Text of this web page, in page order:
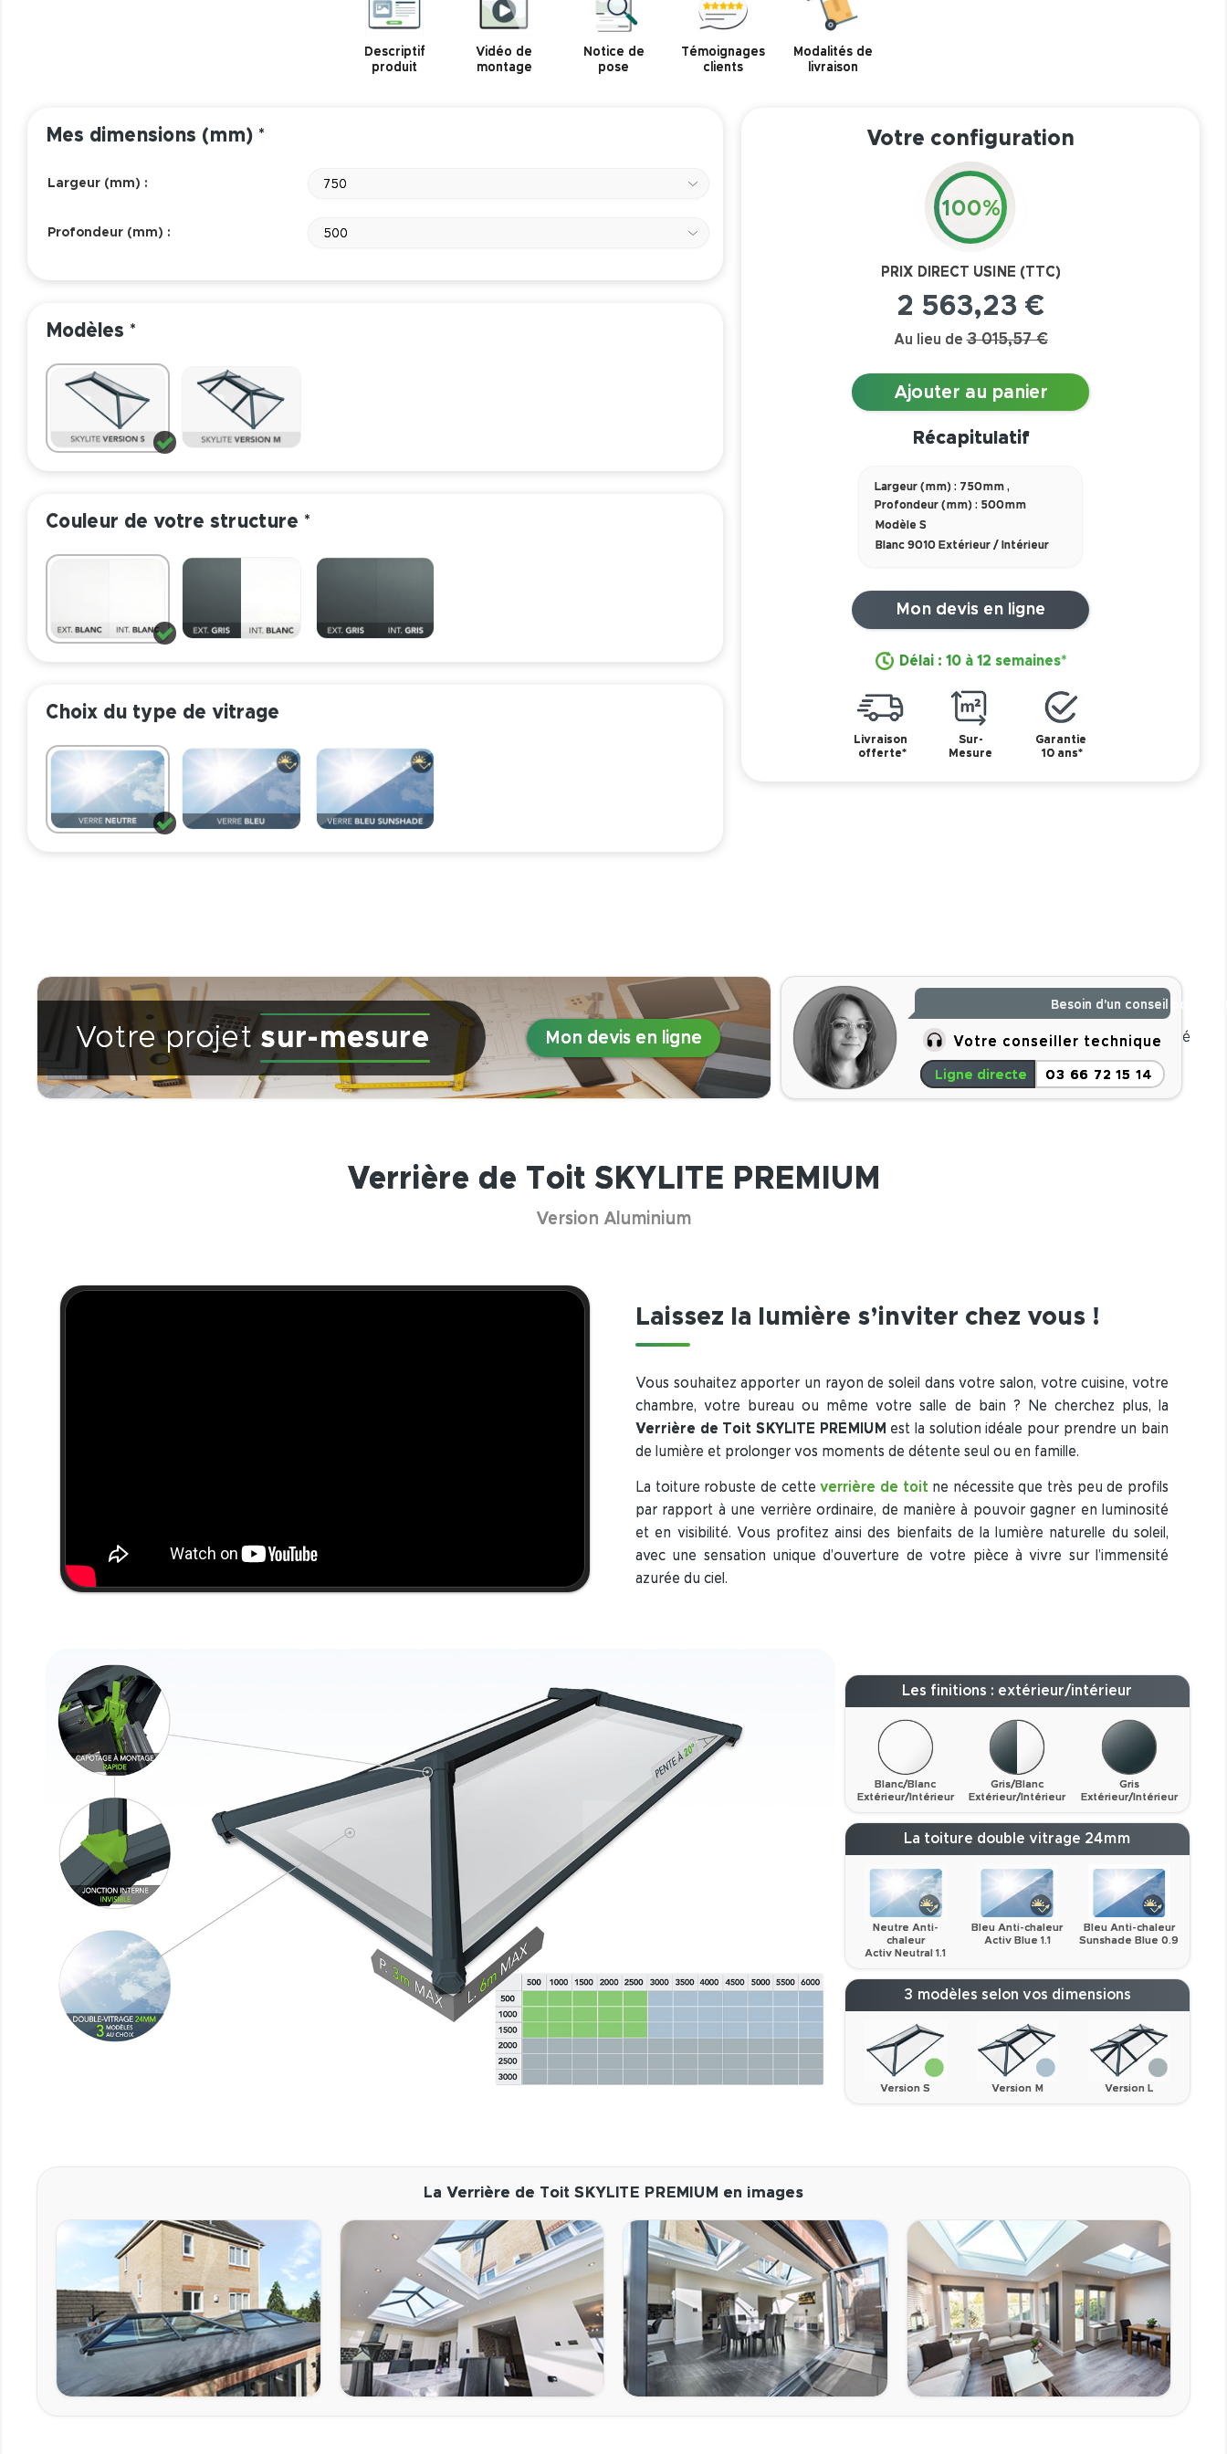
Descriptif
produit
Vidéo de
montage
Notice de
pose
Témoignages
clients
Modalités de
livraison
Mes dimensions (mm) *
Largeur (mm) : 750
Profondeur (mm) : 500
Modèles *
Couleur de votre structure *
Choix du type de vitrage
Votre configuration
100%
PRIX DIRECT USINE (TTC)
2 563,23 €
Au lieu de 3 015,57 €
Ajouter au panier
Récapitulatif
Largeur (mm) : 750mm,
Profondeur (mm) : 500mm
Modèle S
Blanc 9010 Extérieur / Intérieur
Mon devis en ligne
Délai : 10 à 12 semaines*
Livraison
offerte*
Sur-
Mesure
Garantie
10 ans*
Votre projetsur-mesure Mon devis en ligne
Besoin d'un conseil pour
Votre conseiller technique
Ligne directe 03 66 72 15 14
é
Verrière de Toit SKYLITE PREMIUM
Version Aluminium
Laissez la lumière s’inviter chez vous !
Vous souhaitez apporter un rayon de soleil dans votre salon, votre cuisine, votre
chambre, votre bureau ou même votre salle de bain ? Ne cherchez plus, la
Verrière de Toit SKYLITE PREMIUM est la solution idéale pour prendre un bain
de lumière et prolonger vos moments de détente seul ou en famille.
La toiture robuste de cetteverrière de toit ne nécessite que très peu de profils
par rapport à une verrière ordinaire, de manière à pouvoir gagner en luminosité
et en visibilité. Vous profitez ainsi des bienfaits de la lumière naturelle du soleil,
avec une sensation unique d’ouverture de votre pièce à vivre sur l’immensité
azurée du ciel.
Les finitions : extérieur/intérieur
Blanc/Blanc
Extérieur/Intérieur
Gris/Blanc
Extérieur/Intérieur
Gris
Extérieur/Intérieur
La toiture double vitrage 24mm
Neutre Anti-
chaleur
Activ Neutral 1.1
Bleu Anti-chaleur
Activ Blue 1.1
Bleu Anti-chaleur
Sunshade Blue 0.9
3 modèles selon vos dimensions
Version S Version M Version L
La Verrière de Toit SKYLITE PREMIUM en images